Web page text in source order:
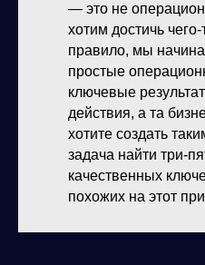
— это не
хотим достичь
правило, мы
простые
ключевые
действия, а та
хотите создать
задача найти три-
качественных
похожих на этот